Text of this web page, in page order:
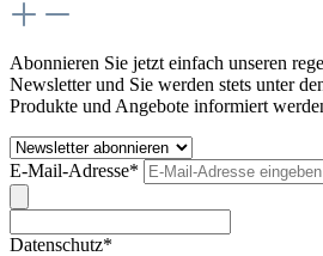
Abonnieren Sie jetzt einfach unseren
Newsletter und Sie werden stets unter
Produkte und Angebote informiert
E-Mail-Adresse*
Datenschutz*